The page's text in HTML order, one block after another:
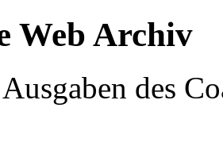
Web Archiv
des